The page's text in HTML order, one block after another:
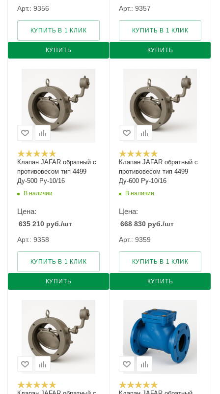
Арт.: 9356
КУПИТЬ
КУПИТЬ В 1 КЛИК
Арт.: 9357
КУПИТЬ
КУПИТЬ В 1 КЛИК
Клапан JAFAR обратный с
противовесом тип 4499
Ду-500 Ру-10/16
В наличии
Цена:
635 210 руб./шт
Арт.: 9358
КУПИТЬ
КУПИТЬ В 1 КЛИК
Клапан JAFAR обратный с
противовесом тип 4499
Ду-600 Ру-10/16
В наличии
Цена:
668 830 руб./шт
Арт.: 9359
КУПИТЬ
КУПИТЬ В 1 КЛИК